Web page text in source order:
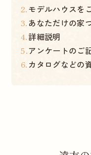
モデルハウスを
あなただけの家
詳細説明
アンケートのご
カタログなどの